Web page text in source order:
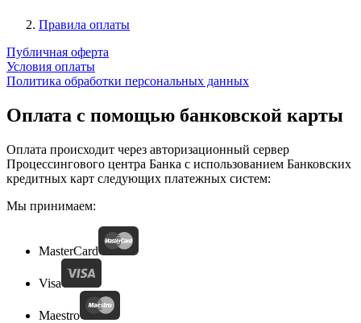
Правила оплаты
Публичная оферта
Условия оплаты
Политика обработки персональных данных
Оплата с помощью банковской карты
Оплата происходит через авторизационный сервер
Процессингового центра Банка с использованием Банковских
кредитных карт следующих платежных систем:
Мы принимаем:
MasterCard
Visa
Maestro